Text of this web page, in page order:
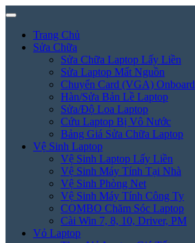
Trang Chủ
Sửa Chữa
Sửa Chữa Laptop Lấy Liền
Sửa Laptop Mất Nguồn
Chuyển Card (VGA) Onboard
Hàn/Sửa Bản Lề Laptop
Sửa/Độ Loa Laptop
Cứu Laptop Bị Vô Nước
Bảng Giá Sửa Chữa Laptop
Vệ Sinh Laptop
Vệ Sinh Laptop Lấy Liền
Vệ Sinh Máy Tính Tại Nhà
Vệ Sinh Phòng Net
Vệ Sinh Máy Tính Công Ty
COMBO Chăm Sóc Laptop
Cài Win 7, 8, 10, Driver, PM
Vỏ Laptop